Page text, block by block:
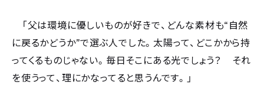
「父は環境に優しいものが好きで、どんな素材も“自然
に戻るかどうか”で選ぶ人でした。太陽って、どこかから持
ってくるものじゃない。毎日そこにある光でしょう？ それ
を使うって、理にかなってると思うんです。」